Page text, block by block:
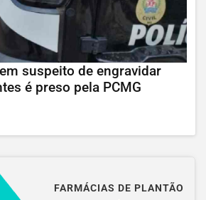
suspeito de engravidar
é preso pela PCMG
FARMÁCIAS DE PLANTÃO